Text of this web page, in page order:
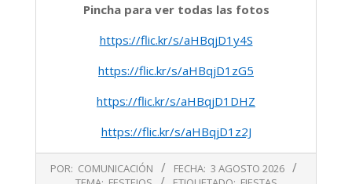
Pincha para ver todas las fotos
https://flic.kr/s/aHBqjD1y4S
https://flic.kr/s/aHBqjD1zG5
https://flic.kr/s/aHBqjD1DHZ
https://flic.kr/s/aHBqjD1z2J
08-
POR: COMUNICACIÓN FECHA: 3 AGOSTO 2026